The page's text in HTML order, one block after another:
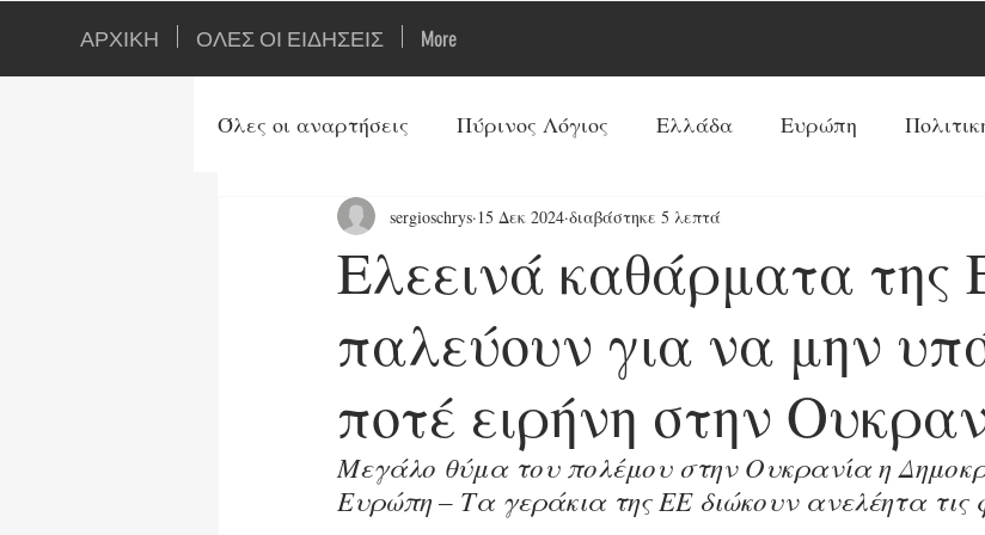
ΑΡΧΙΚΗ ΟΛΕΣ ΟΙ ΕΙΔΗΣΕΙΣ More
Όλες οι αναρτήσεις Πύρινος Λόγιος Ελλάδα Ευρώπη
Ιστορία Ορθοδοξία Νέα Τάξη Πραγμάτων
Κόσμος Αντί-Νέα
Ενέργεια Τεχνολογία Κοινωνία Παπισμός-Προτεσταντισμός
Τρίτος Παγκ. Πόλεμος Προφητείες Συνεντεύξεις Κύρια
Ελεεινά καθάρματα της
παλεύουν για να μην
ποτέ ειρήνη στην
sergioschrys 15 Δεκ 2024 διαβάστηκε 5 λεπτά
Μεγάλο θύμα του πολέμου στην Ουκρανία η
Ευρώπη – Τα γεράκια της ΕΕ διώκουν ανελέητα τις